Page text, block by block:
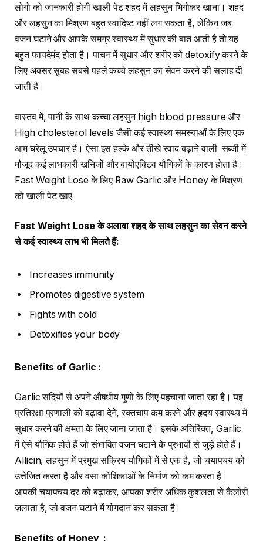
लोगो को जानकारी होगी खाली पेट शहद में लहसुन भिगोकर खाना। शहद
और लहसुन का मिश्रण बहुत स्वादिष्ट नहीं लग सकता है, लेकिन जब
वजन घटाने और आपके समग्र स्वास्थ्य में सुधार की बात आती है तो यह
बहुत फायदेमंद होता है। पाचन में सुधार और शरीर को detoxify करने के
लिए अक्सर सुबह सबसे पहले कच्चे लहसुन का सेवन करने की सलाह दी
जाती है।
वास्तव में, पानी के साथ कच्चा लहसुन high blood pressure और
High cholesterol levels जैसी कई स्वास्थ्य समस्याओं के लिए एक
आम घरेलू उपचार है। ऐसा इस हल्के और तीखे स्वाद बढ़ाने वाली सब्जी में
मौजूद कई लाभकारी खनिजों और बायोएक्टिव यौगिकों के कारण होता है।
Fast Weight Lose के लिए Raw Garlic और Honey के मिश्रण
को खाली पेट खाएं
Fast Weight Loseके अलावा शहद के साथ लहसुन का सेवन करने
से कई स्वास्थ्य लाभ भी मिलते हैं:
Increases immunity
Promotes digestive system
Fights with cold
Detoxifies your body
Benefits of Garlic :
Garlic सदियों से अपने औषधीय गुणों के लिए पहचाना जाता रहा है। यह
प्रतिरक्षा प्रणाली को बढ़ावा देने, रक्तचाप कम करने और हृदय स्वास्थ्य में
सुधार करने की क्षमता के लिए जाना जाता है। इसके अतिरिक्त, Garlic
में ऐसे यौगिक होते हैं जो संभावित वजन घटाने के प्रभावों से जुड़े होते हैं।
Allicin, लहसुन में प्रमुख सक्रिय यौगिकों में से एक है, जो चयापचय को
उत्तेजित करता है और वसा कोशिकाओं के निर्माण को कम करता है।
आपकी चयापचय दर को बढ़ाकर, आपका शरीर अधिक कुशलता से कैलोरी
जलाता है, जो वजन घटाने में योगदान कर सकता है।
Benefits of Honey :